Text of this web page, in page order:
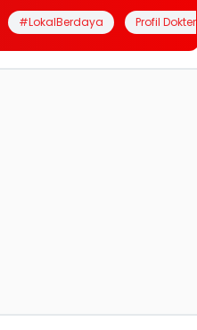
#LokalBerdaya Profil Dokter